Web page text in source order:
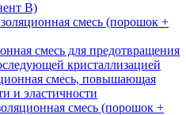
В)
смесь (порошок +
смесь для предотвращения
кристаллизацией
смесь, повышающая
и эластичности
смесь (порошок +